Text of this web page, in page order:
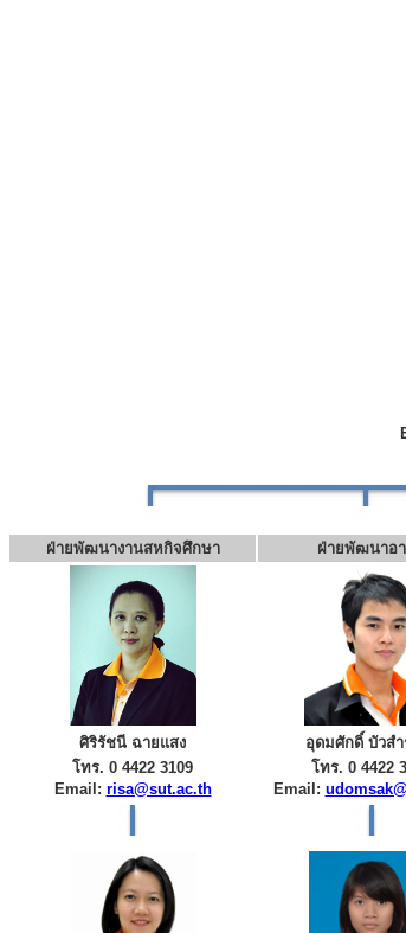
ฝ่ายพัฒนางานสหกิจศึกษา ฝ่ายพัฒนาอ
ศิริรัชนี ฉายแสง
โทร. 0 4422 3109
Email: risa@sut.ac.th
อุดมศักดิ์ บัวส
โทร. 0 4422
Email: